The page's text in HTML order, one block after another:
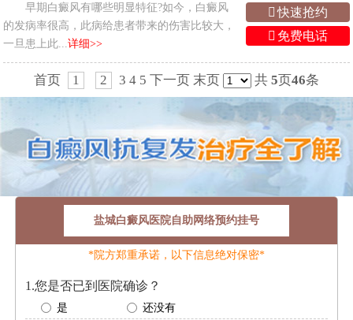
早期白癜风有哪些明显特征?如今，白癜风
的发病率很高，此病给患者带来的伤害比较大，
一旦患上此...详细>>
快速抢约
免费电话
首页 1 2 3 4 5 下一页 末页 共 5页46条
盐城白癜风医院自助网络预约挂号
*院方郑重承诺，以下信息绝对保密*
1.您是否已到医院确诊？
是 还没有